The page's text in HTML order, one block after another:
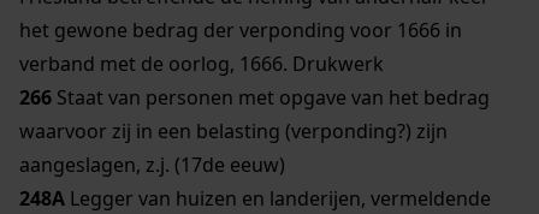
het gewone bedrag der verponding voor 1666 in
verband met de oorlog, 1666. Drukwerk
266 Staat van personen met opgave van het bedrag
waarvoor zij in een belasting (verponding?) zijn
aangeslagen, z.j. (17de eeuw)
248A Legger van huizen en landerijen, vermeldende